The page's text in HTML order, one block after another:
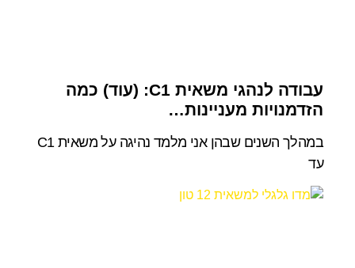
עבודה לנהגי משאית C1: (עוד) כמה
הזדמנויות מעניינות…
במהלך השנים שבהן אני מלמד נהיגה על משאית C1
עד